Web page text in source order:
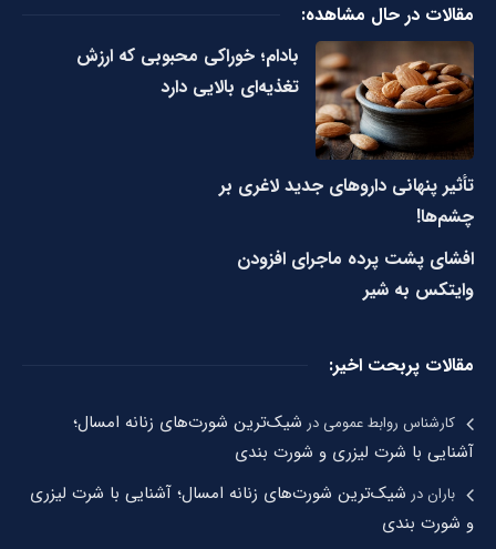
مقالات در حال مشاهده:
بادام؛ خوراکی محبوبی که ارزش
تغذیه‌ای بالایی دارد
تأثیر پنهانی داروهای جدید لاغری بر
چشم‌ها!
افشای پشت پرده ماجرای افزودن
وایتکس به شیر
مقالات پربحت اخیر:
کارشناس روابط عمومیدر شیک‌ترین شورت‌های زنانه امسال؛
آشنایی با شرت لیزری و شورت بندی
باراندر شیک‌ترین شورت‌های زنانه امسال؛ آشنایی با شرت لیزری
و شورت بندی